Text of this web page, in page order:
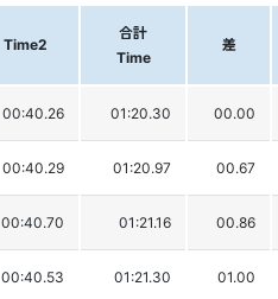
Time2
合計
Time
差
00:40.26 01:20.30 00.00
00:40.29 01:20.97 00.67
00:40.70 01:21.16 00.86
00:40.53 01:21.30 01.00